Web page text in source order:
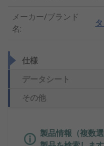
メーカー/ブランド
名:
仕様
データシート
その他
製品情報（複数